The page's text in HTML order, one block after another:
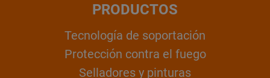
PRODUCTOS
Tecnología de soportación
Protección contra el fuego
Selladores y pinturas